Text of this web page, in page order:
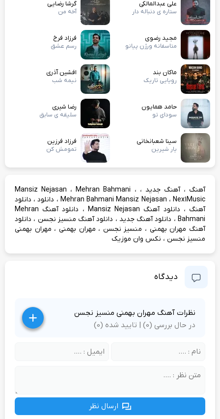
علی عبدالمالکی
ستاره ی دنباله دار
گرشا رضایی
آخه من
مجید رضوی
متاسفانه ورژن پیانو
فرزاد فرخ
رسم عشق
ماکان بند
رویایی تاریک
افشین آذری
نیمه شب
حامد همایون
سودای تو
رضا شیری
سلیقه ی سابق
سینا شعبانخانی
یار شیرین
فرزاد فرزین
تمومش کن
آهنگ ،آهنگ جدید ، Mansiz Nejasan ،Mehran Bahmani ،
Mehran Bahmani Mansiz Nejasan ،Nex1Music ، دانلود، دانلود
آهنگ ، دانلود آهنگ Mansiz Nejasan ،
دانلود آهنگ Mehran
Bahmani، دانلود آهنگ جدید ، دانلود آهنگ منسیز نجسن ، دانلود
آهنگ مهران بهمنی ، منسیز نجسن ، مهران بهمنی ، مهران بهمنی
منسیز نجسن ، نکس وان موزیک
دیدگاه
نظرات آهنگ مهران بهمنی منسیز نجسن
در حال بررسی (0) | تایید شده (0)
ارسال نظر